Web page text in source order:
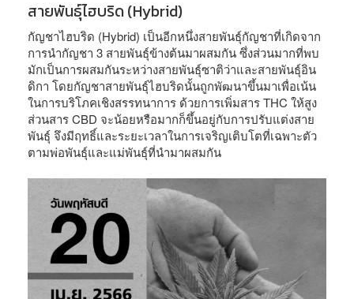
สายพันธุ์ไฮบริด (Hybrid)
กัญชาไฮบริด (Hybrid) เป็นอีกหนึ่งสายพันธุ์กัญชาที่เกิดจาก
การนำกัญชา 3 สายพันธุ์ข้างต้นมาผสมกัน ซึ่งส่วนมากที่พบ
มักเป็นการผสมกันระหว่างสายพันธุ์ซาติว่าและสายพันธุ์อิน
ดิกา โดยกัญชาสายพันธุ์ไฮบริดนั้นถูกพัฒนาขึ้นมาเพื่อเน้น
ในการบริโภคเชิงสรรทนาการ ด้วยการเพิ่มสาร THC ให้สูง
ส่วนสาร CBD จะน้อยหรือมากก็ขึ้นอยู่กับการปรับแต่งสาย
พันธุ์ จึงมีฤทธิ์และระยะเวลาในการเจริญเติบโตที่เฉพาะตัว
ตามพ่อพันธ์ุและแม่พันธ์ุที่นำมาผสมกัน